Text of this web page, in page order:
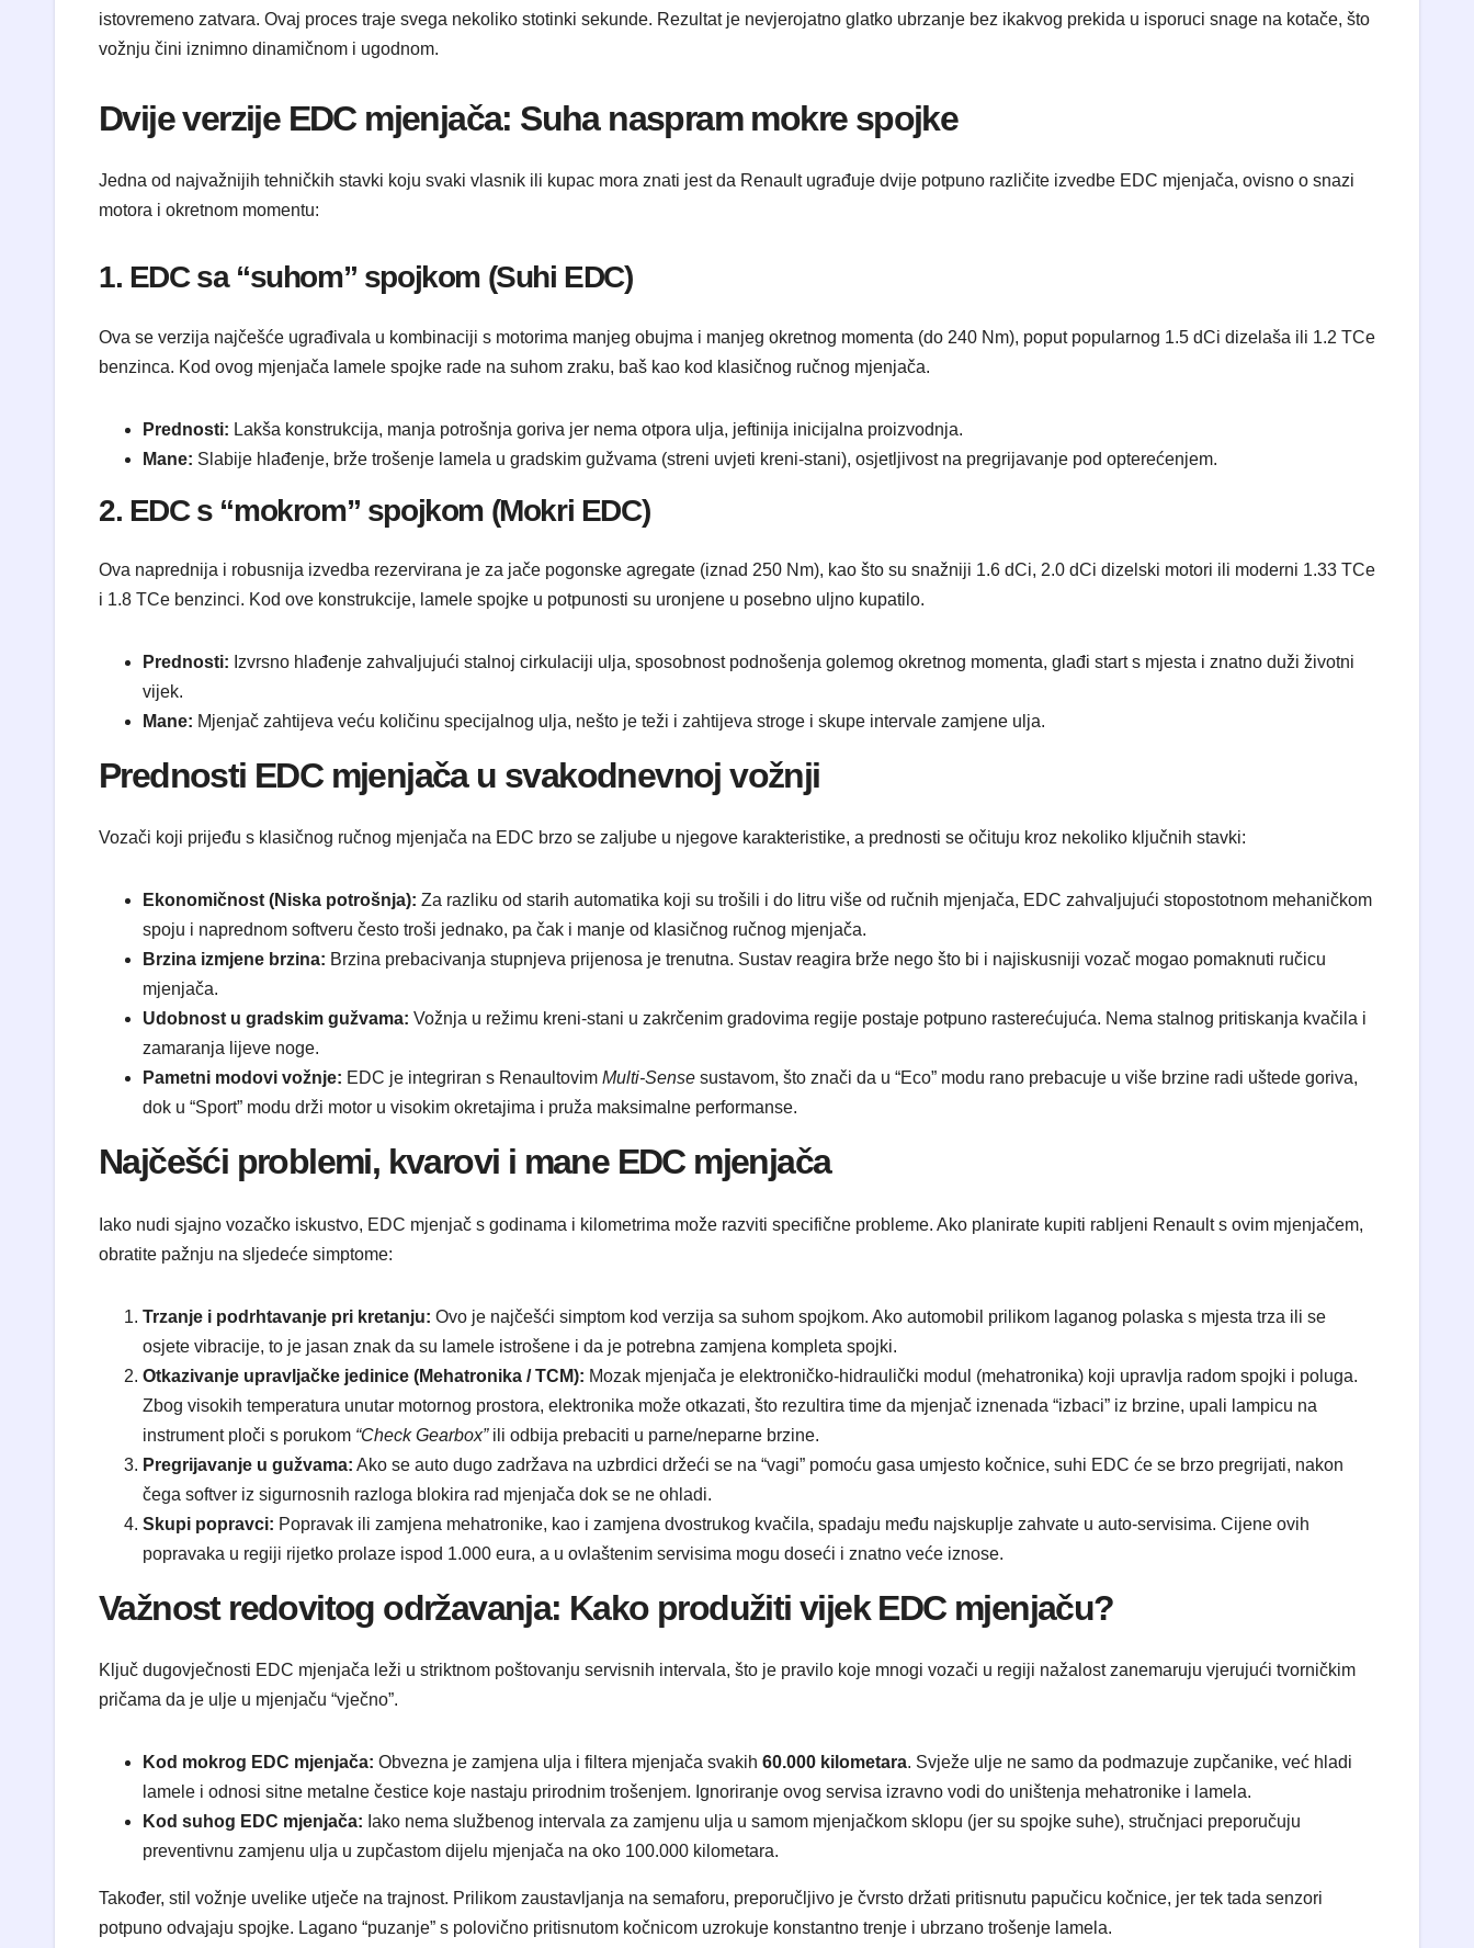
istovremeno zatvara. Ovaj proces traje svega nekoliko stotinki sekunde. Rezultat je nevjerojatno glatko ubrzanje bez ikakvog prekida u isporuci snage na kotače, što
vožnju čini iznimno dinamičnom i ugodnom.
Dvije verzije EDC mjenjača: Suha naspram mokre spojke
Jedna od najvažnijih tehničkih stavki koju svaki vlasnik ili kupac mora znati jest da Renault ugrađuje dvije potpuno različite izvedbe EDC mjenjača, ovisno o snazi
motora i okretnom momentu:
1. EDC sa “suhom” spojkom (Suhi EDC)
Ova se verzija najčešće ugrađivala u kombinaciji s motorima manjeg obujma i manjeg okretnog momenta (do 240 Nm), poput popularnog 1.5 dCi dizelaša ili 1.2 TCe
benzinca. Kod ovog mjenjača lamele spojke rade na suhom zraku, baš kao kod klasičnog ručnog mjenjača.
Prednosti: Lakša konstrukcija, manja potrošnja goriva jer nema otpora ulja, jeftinija inicijalna proizvodnja.
Mane: Slabije hlađenje, brže trošenje lamela u gradskim gužvama (streni uvjeti kreni-stani), osjetljivost na pregrijavanje pod opterećenjem.
2. EDC s “mokrom” spojkom (Mokri EDC)
Ova naprednija i robusnija izvedba rezervirana je za jače pogonske agregate (iznad 250 Nm), kao što su snažniji 1.6 dCi, 2.0 dCi dizelski motori ili moderni 1.33 TCe
i 1.8 TCe benzinci. Kod ove konstrukcije, lamele spojke u potpunosti su uronjene u posebno uljno kupatilo.
Prednosti: Izvrsno hlađenje zahvaljujući stalnoj cirkulaciji ulja, sposobnost podnošenja golemog okretnog momenta, glađi start s mjesta i znatno duži životni
vijek.
Mane: Mjenjač zahtijeva veću količinu specijalnog ulja, nešto je teži i zahtijeva stroge i skupe intervale zamjene ulja.
Prednosti EDC mjenjača u svakodnevnoj vožnji
Vozači koji prijeđu s klasičnog ručnog mjenjača na EDC brzo se zaljube u njegove karakteristike, a prednosti se očituju kroz nekoliko ključnih stavki:
Ekonomičnost (Niska potrošnja): Za razliku od starih automatika koji su trošili i do litru više od ručnih mjenjača, EDC zahvaljujući stopostotnom mehaničkom
spoju i naprednom softveru često troši jednako, pa čak i manje od klasičnog ručnog mjenjača.
Brzina izmjene brzina: Brzina prebacivanja stupnjeva prijenosa je trenutna. Sustav reagira brže nego što bi i najiskusniji vozač mogao pomaknuti ručicu
mjenjača.
Udobnost u gradskim gužvama: Vožnja u režimu kreni-stani u zakrčenim gradovima regije postaje potpuno rasterećujuća. Nema stalnog pritiskanja kvačila i
zamaranja lijeve noge.
Pametni modovi vožnje: EDC je integriran s Renaultovim Multi-Sense sustavom, što znači da u “Eco” modu rano prebacuje u više brzine radi uštede goriva,
dok u “Sport” modu drži motor u visokim okretajima i pruža maksimalne performanse.
Najčešći problemi, kvarovi i mane EDC mjenjača
Iako nudi sjajno vozačko iskustvo, EDC mjenjač s godinama i kilometrima može razviti specifične probleme. Ako planirate kupiti rabljeni Renault s ovim mjenjačem,
obratite pažnju na sljedeće simptome:
Trzanje i podrhtavanje pri kretanju: Ovo je najčešći simptom kod verzija sa suhom spojkom. Ako automobil prilikom laganog polaska s mjesta trza ili se
osjete vibracije, to je jasan znak da su lamele istrošene i da je potrebna zamjena kompleta spojki.
Otkazivanje upravljačke jedinice (Mehatronika / TCM): Mozak mjenjača je elektroničko-hidraulički modul (mehatronika) koji upravlja radom spojki i poluga.
Zbog visokih temperatura unutar motornog prostora, elektronika može otkazati, što rezultira time da mjenjač iznenada “izbaci” iz brzine, upali lampicu na
instrument ploči s porukom “Check Gearbox”ili odbija prebaciti u parne/neparne brzine.
Pregrijavanje u gužvama: Ako se auto dugo zadržava na uzbrdici držeći se na “vagi” pomoću gasa umjesto kočnice, suhi EDC će se brzo pregrijati, nakon
čega softver iz sigurnosnih razloga blokira rad mjenjača dok se ne ohladi.
Skupi popravci: Popravak ili zamjena mehatronike, kao i zamjena dvostrukog kvačila, spadaju među najskuplje zahvate u auto-servisima. Cijene ovih
popravaka u regiji rijetko prolaze ispod 1.000 eura, a u ovlaštenim servisima mogu doseći i znatno veće iznose.
Važnost redovitog održavanja: Kako produžiti vijek EDC mjenjaču?
Ključ dugovječnosti EDC mjenjača leži u striktnom poštovanju servisnih intervala, što je pravilo koje mnogi vozači u regiji nažalost zanemaruju vjerujući tvorničkim
pričama da je ulje u mjenjaču “vječno”.
Kod mokrog EDC mjenjača: Obvezna je zamjena ulja i filtera mjenjača svakih 60.000 kilometara. Svježe ulje ne samo da podmazuje zupčanike, već hladi
lamele i odnosi sitne metalne čestice koje nastaju prirodnim trošenjem. Ignoriranje ovog servisa izravno vodi do uništenja mehatronike i lamela.
Kod suhog EDC mjenjača: Iako nema službenog intervala za zamjenu ulja u samom mjenjačkom sklopu (jer su spojke suhe), stručnjaci preporučuju
preventivnu zamjenu ulja u zupčastom dijelu mjenjača na oko 100.000 kilometara.
Također, stil vožnje uvelike utječe na trajnost. Prilikom zaustavljanja na semaforu, preporučljivo je čvrsto držati pritisnutu papučicu kočnice, jer tek tada senzori
potpuno odvajaju spojke. Lagano “puzanje” s polovično pritisnutom kočnicom uzrokuje konstantno trenje i ubrzano trošenje lamela.